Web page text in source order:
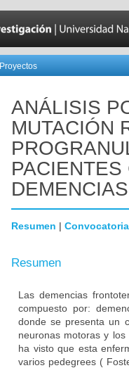
Proyectos
ANÁLISIS
MUTACIÓN
Resumen | Convocatoria
Resumen
Las demencias
compuesto por:
donde se presenta un
neuronas motoras y
ha visto que esta
varios pedegrees (